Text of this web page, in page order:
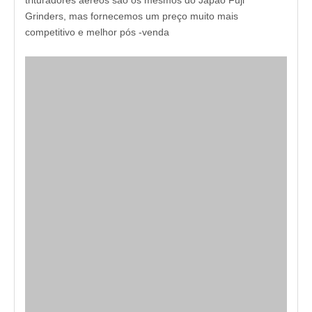
Grinders, mas fornecemos um preço muito mais
competitivo e melhor pós -venda